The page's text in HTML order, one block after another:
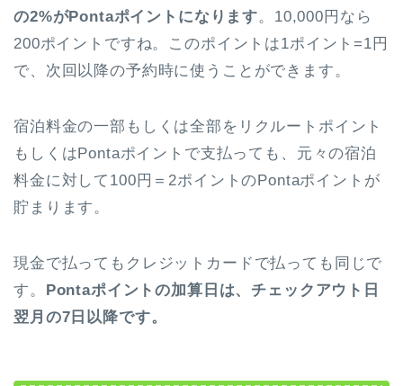
の2%がPontaポイントになります。10,000円なら
200ポイントですね。このポイントは1ポイント=1円
で、次回以降の予約時に使うことができます。
宿泊料金の一部もしくは全部をリクルートポイント
もしくはPontaポイントで支払っても、元々の宿泊
料金に対して100円＝2ポイントのPontaポイントが
貯まります。
現金で払ってもクレジットカードで払っても同じで
す。
Pontaポイントの加算日は、チェックアウト日
翌月の7日以降です。